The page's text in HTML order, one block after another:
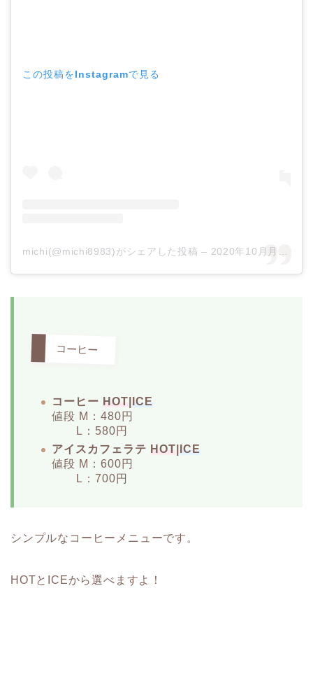
この投稿をInstagramで見る
michi(@michi8983)がシェアした投稿 – 2020年10月月11日午前4時27分PDT
コーヒー
コーヒー HOT
ICE
値段 M：480円
L：580円
アイスカフェラテ HOT
ICE
値段 M：600円
L：700円
シンプルなコーヒーメニューです。
HOTとICEから選べますよ！